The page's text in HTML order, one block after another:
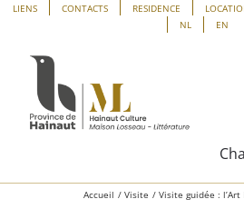
Panneau de gestion des cookies
Passer
contenu
LIENS CONTACTS RESIDENCE
NL
EN
Accueil Visite Visite guidée :